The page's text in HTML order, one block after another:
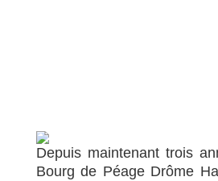
Depuis maintenant trois
Bourg de Péage Drôme